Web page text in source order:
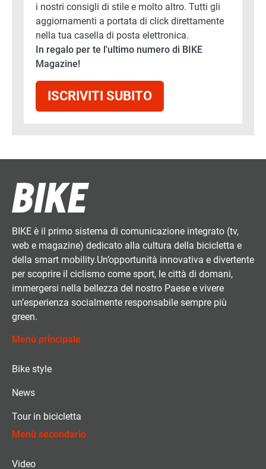
i nostri consigli di stile e molto altro. Tutti gli
aggiornamenti a portata di click direttamente
nella tua casella di posta elettronica.
In regalo per te l'ultimo numero di BIKE
Magazine!
ISCRIVITI SUBITO
BIKE è il primo sistema di comunicazione integrato (tv,
web e magazine) dedicato alla cultura della bicicletta e
della smart mobility.Un’opportunità innovativa e divertente
per scoprire il ciclismo come sport, le città di domani,
immergersi nella bellezza del nostro Paese e vivere
un’esperienza socialmente responsabile sempre più
green.
Menù principale
Bike style
News
Tour in bicicletta
Menù secondario
Video